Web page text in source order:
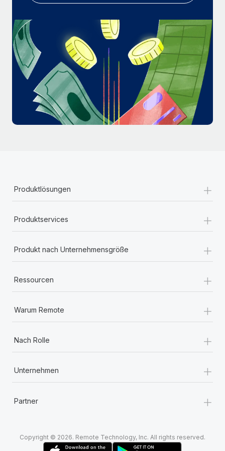
Mehr erfahren
Produktlösungen +
Produktservices +
Produkt nach Unternehmensgröße +
Ressourcen +
Warum Remote +
Nach Rolle +
Unternehmen +
Partner +
Copyright © 2026. Remote Technology, Inc. All rights reserved.